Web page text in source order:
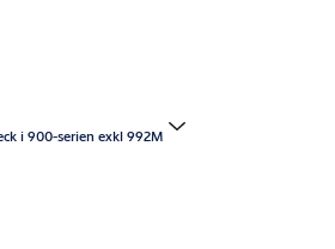
i 900-serien exkl 992M